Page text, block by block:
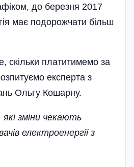
до березня 2017
має подорожчати більш
скільки платитимемо за
експерта з
Ольгу Кошарну.
зміни чекають
електроенергії з